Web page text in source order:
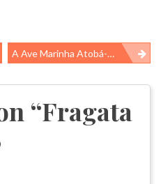
A Ave Marinha Atobá-Marrom
“Fragata